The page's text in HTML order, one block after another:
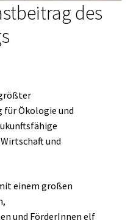
des
für Ökologie und
und
einem großen
und FörderInnen elf